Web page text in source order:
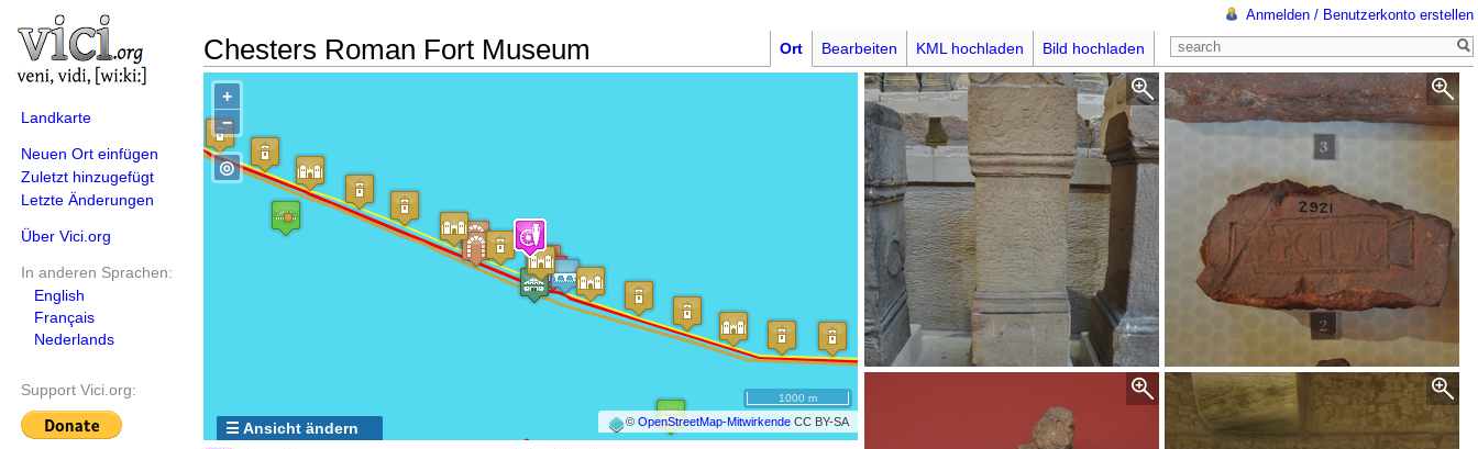
Landkarte
Neuen Ort einfügen
Zuletzt hinzugefügt
Letzte Änderungen
Über Vici.org
In anderen Sprachen:
English
Français
Nederlands
Support Vici.org:
Chesters Roman Fort Museum
Anmelden / Benutzerkonto erstellen
Ort Bearbeiten KML hochladen Bild hochladen
+
−
©OpenStreetMap-Mitwirkende CC BY-SA
◎
1000 m
☰ Ansicht ändern